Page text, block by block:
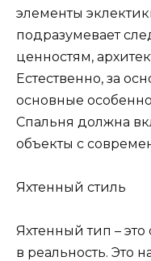
элементы
подразумевает
ценностям,
Естественно, за
основные
Спальня должна
объекты с
Яхтенный стиль
Яхтенный тип – это
в реальность. Это